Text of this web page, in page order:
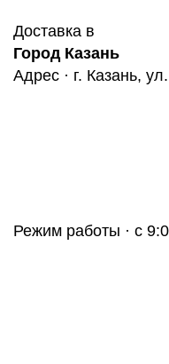
Доставка в
Город Казань
Адрес · г. Казань,
Режим работы · с